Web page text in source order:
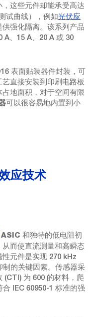
这些元件却能承受高达
试曲线），例如光伏应
强化隔离。该系列产品
A、15 A、20 A 或 30
表面贴装器件封装，可
直接安装到印刷电路板
占地面积，对于空间有限
可以很容易地内置到小
应技术
ASIC 和独特的低电阻初
而使直流测量和高瞬态
元件是实现 270 kHz
的关键因素。传感器采
(CTI) 为 600 的材料，爬
IEC 60950-1 标准的强